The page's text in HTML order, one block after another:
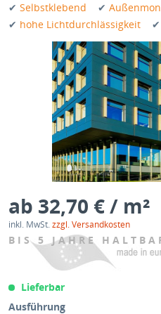
✔ Selbstklebend ✔
✔ hohe Lichtdurchlässigkeit ✔
ab 32,70 € / m²
inkl. MwSt.zzgl. Versandkosten
BIS 5 JAHRE
Lieferbar
Ausführung